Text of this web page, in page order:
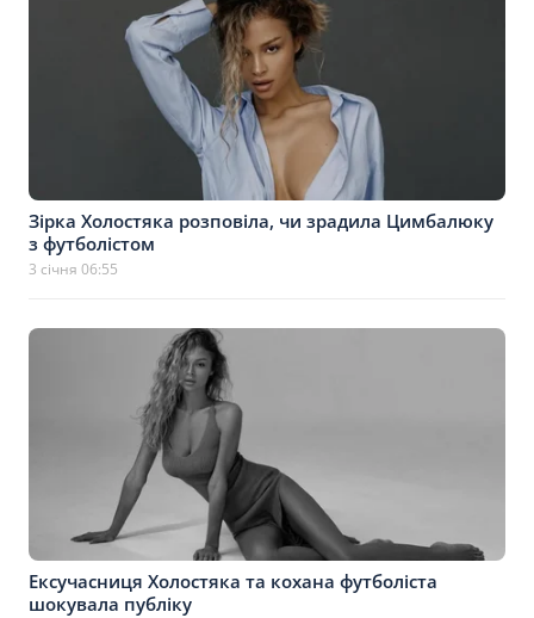
Зірка Холостяка розповіла, чи зрадила Цимбалюку
з футболістом
3 січня 06:55
Ексучасниця Холостяка та кохана футболіста
шокувала публіку